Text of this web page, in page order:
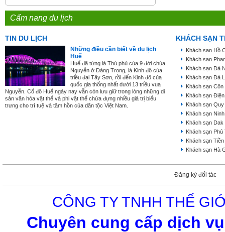
Cẩm nang du lịch
TIN DU LỊCH
Những điều cần biết về du lịch
Huế
Huế đã từng là Thủ phủ của 9 đời chúa
Nguyễn ở Đàng Trong, là Kinh đô của
triều đại Tây Sơn, rồi đến Kinh đô của
quốc gia thống nhất dưới 13 triều vua
Nguyễn. Cố đô Huế ngày nay vẫn còn lưu giữ trong lòng những di
sản văn hóa vật thể và phi vật thể chứa đựng nhiều giá trị biểu
trưng cho trí tuệ và tâm hồn của dân tộc Việt Nam.
KHÁCH SẠN
Khách sạn Hồ
Khách sạn
Khách sạn Đà
Khách sạn Đà
Khách sạn
Khách sạn
Khách sạn
Khách sạn
Khách sạn Dak
Khách sạn Phú
Khách sạn
Khách sạn Hà
Đăng ký đối tác
CÔNG TY TNHH THẾ
Chuyên cung cấp dịch